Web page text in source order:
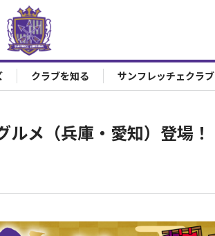
クラブを知る サンフレッチェクラブ
ルメ（兵庫・愛知）登場！